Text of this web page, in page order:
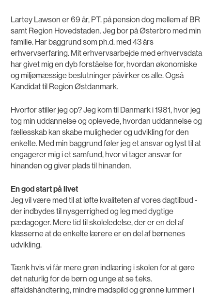
Lartey Lawson er 69 år, PT. på pension dog mellem af BR
samt Region Hovedstaden. Jeg bor på Østerbro med min
familie. Har baggrund som ph.d. med 43 års
erhvervserfaring. Mit erhvervsarbejde med erhvervsdata
har givet mig en dyb forståelse for, hvordan økonomiske
og miljømæssige beslutninger påvirker os alle. Også
Kandidat til Region Østdanmark.
Hvorfor stiller jeg op? Jeg kom til Danmark i 1981, hvor jeg
tog min uddannelse og oplevede, hvordan uddannelse og
fællesskab kan skabe muligheder og udvikling for den
enkelte. Med min baggrund føler jeg et ansvar og lyst til at
engagerer mig i et samfund, hvor vi tager ansvar for
hinanden og giver plads til hinanden.
En god start på livet
Jeg vil være med til at løfte kvaliteten af vores dagtilbud -
der indbydes til nysgerrighed og leg med dygtige
pædagoger. Mere tid til skoleledelse, der er en del af
klasserne at de enkelte lærere er en del af børnenes
udvikling.
Tænk hvis vi får mere grøn indlæring i skolen for at gøre
det naturlig for de børn og unge at se f.eks.
affaldshåndtering, mindre madspild og grønne lummer i